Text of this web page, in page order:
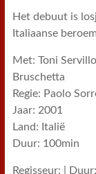
Het debuut is
Italiaanse
Met: Toni
Bruschetta
Regie: Paolo
Jaar: 2001
Land: Italië
Duur: 100min
Regisseur: |